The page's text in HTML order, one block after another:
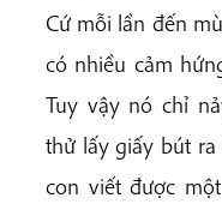
Cứ mỗi lần đến
có nhiều cảm
Tuy vậy nó chỉ
thử lấy giấy bút
con viết được